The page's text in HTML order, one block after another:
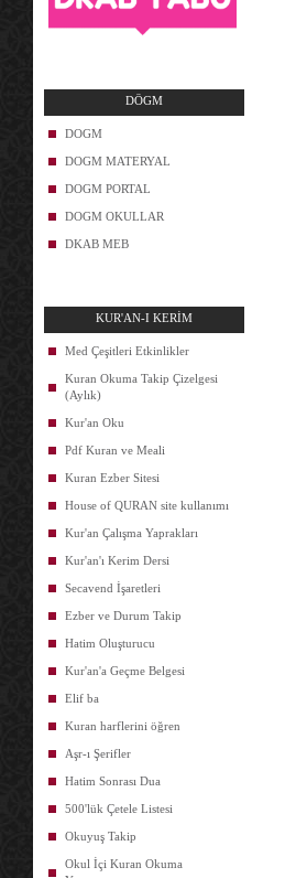
DÖGM
DOGM
DOGM MATERYAL
DOGM PORTAL
DOGM OKULLAR
DKAB MEB
KUR'AN-I KERİM
Med Çeşitleri Etkinlikler
Kuran Okuma Takip Çizelgesi
(Aylık)
Kur'an Oku
Pdf Kuran ve Meali
Kuran Ezber Sitesi
House of QURAN site kullanımı
Kur'an Çalışma Yaprakları
Kur'an'ı Kerim Dersi
Secavend İşaretleri
Ezber ve Durum Takip
Hatim Oluşturucu
Kur'an'a Geçme Belgesi
Elif ba
Kuran harflerini öğren
Aşr-ı Şerifler
Hatim Sonrası Dua
500'lük Çetele Listesi
Okuyuş Takip
Okul İçi Kuran Okuma